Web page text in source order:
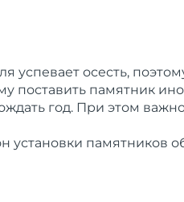
успевает осесть,
поставить памятник
год. При этом важно
установки памятников